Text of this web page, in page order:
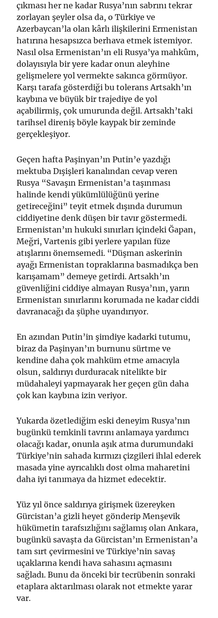
çıkması her ne kadar Rusya’nın sabrını tekrar
zorlayan şeyler olsa da, o Türkiye ve
Azerbaycan’la olan kârlı ilişkilerini Ermenistan
hatırına hesapsızca berhava etmek istemiyor.
Nasıl olsa Ermenistan’ın eli Rusya’ya mahkûm,
dolayısıyla bir yere kadar onun aleyhine
gelişmelere yol vermekte sakınca görmüyor.
Karşı tarafa gösterdiği bu tolerans Artsakh’ın
kaybına ve büyük bir trajediye de yol
açabilirmiş, çok umurunda değil. Artsakh’taki
tarihsel direniş böyle kaypak bir zeminde
gerçekleşiyor.
Geçen hafta Paşinyan’ın Putin’e yazdığı
mektuba Dışişleri kanalından cevap veren
Rusya “Savaşın Ermenistan’a taşınması
halinde kendi yükümlülüğünü yerine
getireceğini” teyit etmek dışında durumun
ciddiyetine denk düşen bir tavır göstermedi.
Ermenistan’ın hukuki sınırları içindeki Ğapan,
Meğri, Vartenis gibi yerlere yapılan füze
atışlarını önemsemedi. “Düşman askerinin
ayağı Ermenistan topraklarına basmadıkça ben
karışamam” demeye getirdi. Artsakh’ın
güvenliğini ciddiye almayan Rusya’nın, yarın
Ermenistan sınırlarını korumada ne kadar ciddi
davranacağı da şüphe uyandırıyor.
En azından Putin’in şimdiye kadarki tutumu,
biraz da Paşinyan’ın burnunu sürtme ve
kendine daha çok mahküm etme amacıyla
olsun, saldırıyı durduracak nitelikte bir
müdahaleyi yapmayarak her geçen gün daha
çok kan kaybına izin veriyor.
Yukarda özetlediğim eski deneyim Rusya’nın
bugünkü temkinli tavrını anlamaya yardımcı
olacağı kadar, onunla aşık atma durumundaki
Türkiye’nin sahada kırmızı çizgileri ihlal ederek
masada yine ayrıcalıklı dost olma maharetini
daha iyi tanımaya da hizmet edecektir.
Yüz yıl önce saldırıya girişmek üzereyken
Gürcistan’a gizli heyet gönderip Menşevik
hükümetin tarafsızlığını sağlamış olan Ankara,
bugünkü savaşta da Gürcistan’ın Ermenistan’a
tam sırt çevirmesini ve Türkiye’nin savaş
uçaklarına kendi hava sahasını açmasını
sağladı. Bunu da önceki bir tecrübenin sonraki
etaplara aktarılması olarak not etmekte yarar
var.